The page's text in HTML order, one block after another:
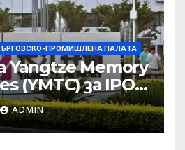
ПРОМИШЛЕНА ПАЛAТА
Yangtze Memory
(YMTC) за IPO
ADMIN